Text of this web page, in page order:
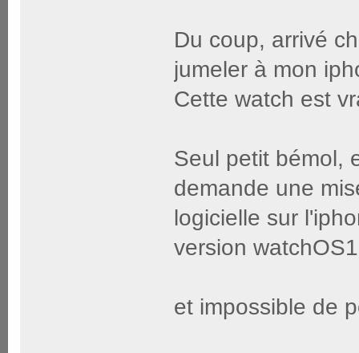
Du coup, arrivé
jumeler à mon
Cette watch est
Seul petit bémol,
demande une
logicielle sur
version
et impossible de